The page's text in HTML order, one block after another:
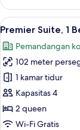
Suite
Premier,
1
tidur
(High
Floor)
Lihat
semua
foto
untuk
Premier
Suite,
1
Bedroom
14
Premier Suite, 1
Pemandangan
102 meter
1 kamar tidur
Kapasitas 4
2 queen
Wi-Fi Gratis